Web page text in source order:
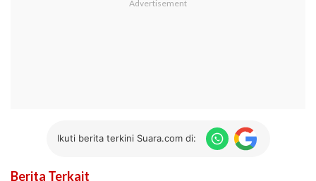
Ikuti berita terkini Suara.com di:
Berita Terkait